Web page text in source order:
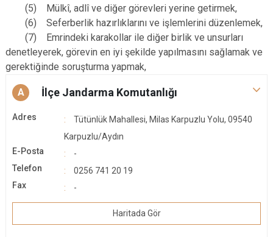
(5) Mülkî, adlî ve diğer görevleri yerine getirmek,
(6) Seferberlik hazırlıklarını ve işlemlerini düzenlemek,
(7) Emrindeki karakollar ile diğer birlik ve unsurları
denetleyerek, görevin en iyi şekilde yapılmasını sağlamak ve
gerektiğinde soruşturma yapmak,
A İlçe Jandarma Komutanlığı
Adres
Tütünlük Mahallesi, Milas Karpuzlu Yolu, 09540
Karpuzlu/Aydın
E-Posta
-
Telefon
0256 741 20 19
Fax
-
Haritada Gör